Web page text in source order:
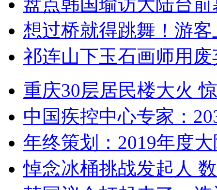
想过桥就得跳舞！游客
祁连山下玉石画师用
重庆30层居民楼大火
中国疾控中心专家：
年终策划：2019年度
悼念冰桶挑战发起人